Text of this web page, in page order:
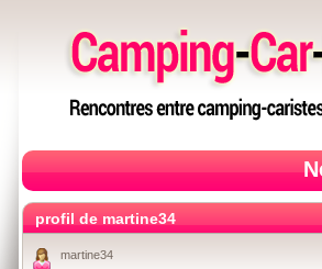
profil de martine34
martine34